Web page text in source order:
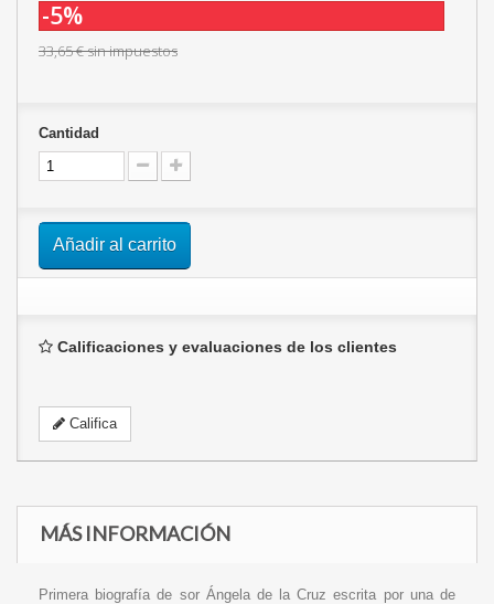
-5%
33,65 €sin impuestos
Cantidad
Añadir al carrito
Calificaciones y evaluaciones de los clientes
Califica
MÁS INFORMACIÓN
Primera biografía de sor Ángela de la Cruz escrita por una de